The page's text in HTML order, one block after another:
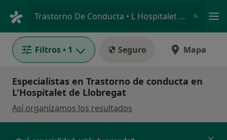
Trastorno De Conducta • L Hospitalet de Llobregat, Barcelona
Filtros • 1 Seguro Mapa
Especialistas en Trastorno de conducta en
L'Hospitalet de Llobregat
Así organizamos los resultados